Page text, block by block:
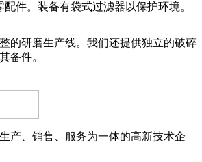
配件。装备有袋式过滤器以保护环境。
的研磨生产线。我们还提供独立的破碎
备件。
产、销售、服务为一体的高新技术企